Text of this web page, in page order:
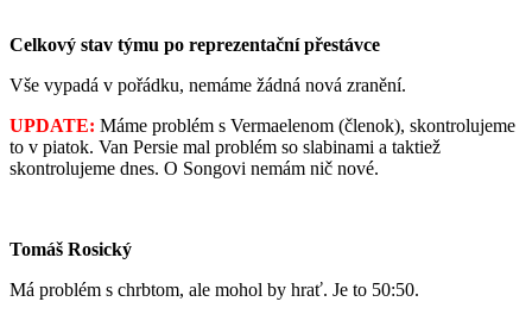
Celkový stav týmu po reprezentační přestávce
Vše vypadá v pořádku, nemáme žádná nová zranění.
UPDATE: Máme problém s Vermaelenom (členok), skontrolujeme
to v piatok. Van Persie mal problém so slabinami a taktiež
skontrolujeme dnes. O Songovi nemám nič nové.
Tomáš Rosický
Má problém s chrbtom, ale mohol by hrať. Je to 50:50.